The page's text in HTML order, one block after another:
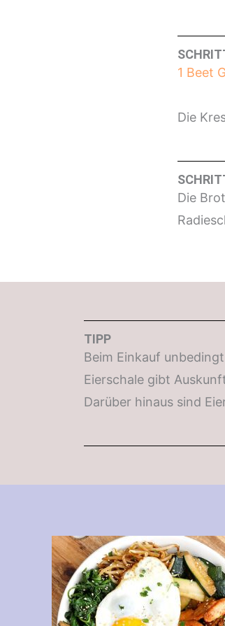
1 Beet
Die
Die
TIPP
Beim Einkauf
Eierschale gibt
Darüber hinaus sind